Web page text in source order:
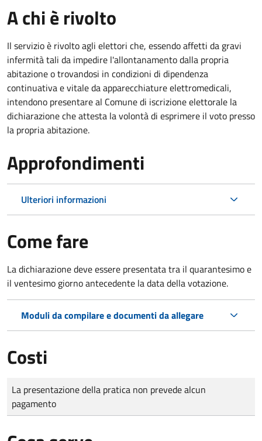
A chi è rivolto
Il servizio è rivolto agli elettori che, essendo affetti da gravi
infermità tali da impedire l'allontanamento dalla propria
abitazione o trovandosi in condizioni di dipendenza
continuativa e vitale da apparecchiature elettromedicali,
intendono presentare al Comune di iscrizione elettorale la
dichiarazione che attesta la volontà di esprimere il voto presso
la propria abitazione.
Approfondimenti
Ulteriori informazioni
Come fare
La dichiarazione deve essere presentata tra il quarantesimo e
il ventesimo giorno antecedente la data della votazione.
Moduli da compilare e documenti da allegare
Costi
Tipo di pagamento
Importo
La presentazione della pratica non prevede alcun
pagamento